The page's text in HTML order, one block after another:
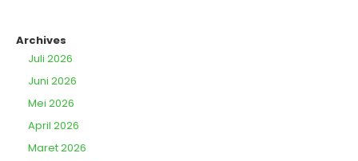
Archives
Juli 2026
Juni 2026
Mei 2026
April 2026
Maret 2026